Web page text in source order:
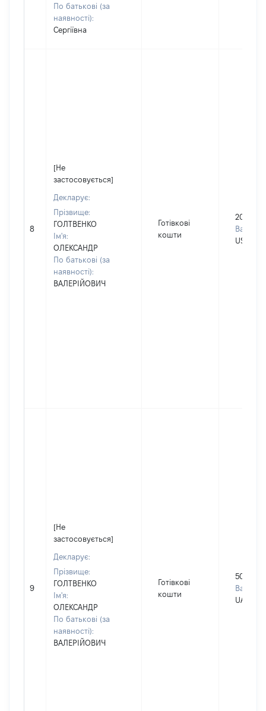
По батькові (за
наявності):
Сергіївна
8
[Не
застосовується]
Декларує:
Прізвище:
ГОЛТВЕНКО
Ім'я:
ОЛЕКСАНДР
По батькові (за
наявності):
ВАЛЕРІЙОВИЧ
Готівкові
кошти
20000
Валюта:
USD
9
[Не
застосовується]
Декларує:
Прізвище:
ГОЛТВЕНКО
Ім'я:
ОЛЕКСАНДР
По батькові (за
наявності):
ВАЛЕРІЙОВИЧ
Готівкові
кошти
50000
Валюта:
UAH